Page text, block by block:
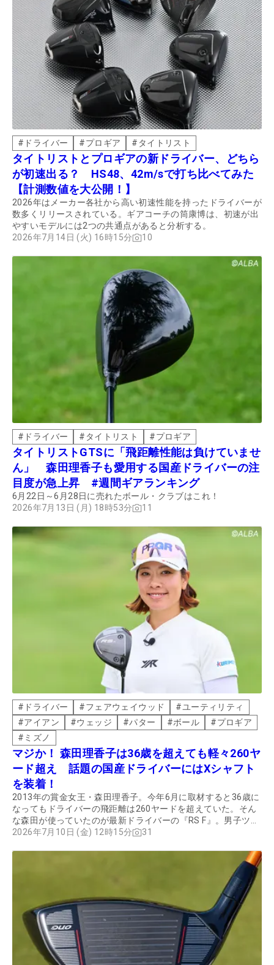
# ドライバー #プロギア # タイトリスト
タイトリストとプロギアの新ドライバー、どちら
が初速出る？ HS48、42m/sで打ち比べてみた
【計測数値を大公開！】
2026年はメーカー各社から高い初速性能を持ったドライバーが
数多くリリースされている。ギアコーチの筒康博は、初速が出
やすいモデルには2つの共通点があると分析する。
2026年7月14日 (火) 16時15分
10
# ドライバー # タイトリスト #プロギア
タイトリストGTSに「飛距離性能は負けていませ
ん」 森田理香子も愛用する国産ドライバーの注
目度が急上昇 #週間ギアランキング
6月22日～6月28日に売れたボール・クラブはこれ！
2026年7月13日 (月) 18時53分
11
# ドライバー #フェアウェイウッド #ユーティリティ
#アイアン #ウェッジ #パター #ボール #プロギア
# ミズノ
マジか！ 森田理香子は36歳を超えても軽々260ヤ
ード超え 話題の国産ドライバーにはXシャフト
を装着！
2013年の賞金女王・森田理香子。今年6月に取材すると36歳に
なってもドライバーの飛距離は260ヤードを超えていた。そん
な森田が使っていたのが最新ドライバーの『RS F』。男子ツア
ーでも『RS MAX』『RS』を選ぶ選手が多いのに、なぜ森田は
2026年7月10日 (金) 12時15分 31